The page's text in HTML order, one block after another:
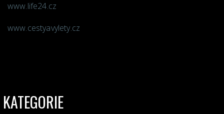
www.life24.cz
www.cestyavylety.cz
KATEGORIE